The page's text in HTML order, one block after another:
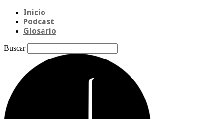
Inicio
Podcast
Glosario
Buscar